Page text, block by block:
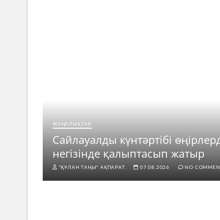
ЖАҢАЛЫҚТАР
Сайлауалды күнтәртібі
негізінде қалыптасып жатыр
"ҚҰЛАН ТАҢЫ" АҚПАРАТ. 07.08.2026 NO